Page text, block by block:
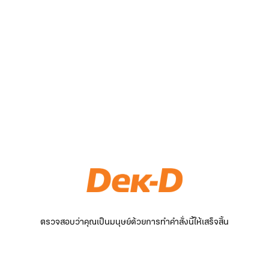
ตรวจสอบว่าคุณเป็นมนุษย์ด้วยการทำคำสั่งนี้ให้เสร็จสิ้น